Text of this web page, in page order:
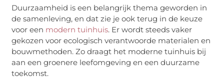
Duurzaamheid is een belangrijk thema geworden in
de samenleving, en dat zie je ook terug in de keuze
voor een modern tuinhuis. Er wordt steeds vaker
gekozen voor ecologisch verantwoorde materialen en
bouwmethoden. Zo draagt het moderne tuinhuis bij
aan een groenere leefomgeving en een duurzame
toekomst.